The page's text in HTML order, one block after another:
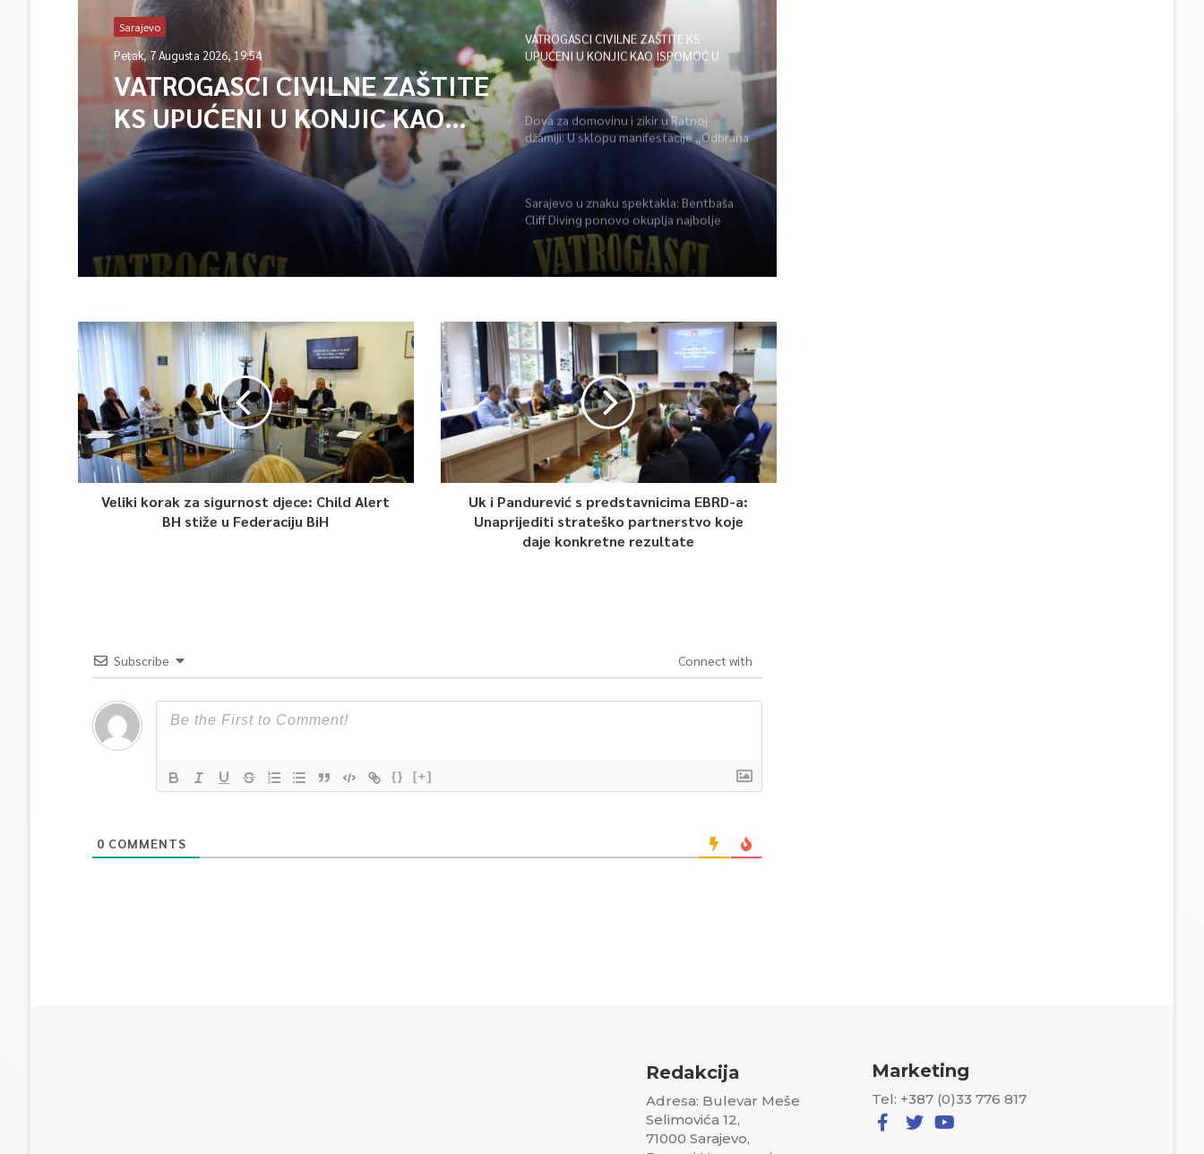
Sarajevo
Petak, 7 Augusta 2026, 19:54
VATROGASCI CIVILNE ZAŠTITE
KS UPUĆENI U KONJIC KAO
ISPOMOĆ U GAŠENJU POŽARA
VATROGASCI CIVILNE ZAŠTITE KS
UPUĆENI U KONJIC KAO ISPOMOĆ U
GAŠENJU POŽARA
Dova za domovinu i zikir u Ratnoj
džamiji: U sklopu manifestacije „Odbrana
BiH – Igman 2026“ odana počast
Sarajevo u znaku spektakla: Bentbaša
Cliff Diving ponovo okuplja najbolje
skakače i vrhunsku zabavu
Veliki korak za sigurnost djece: Child Alert
BH stiže u Federaciju BiH
Uk i Pandurević s predstavnicima EBRD-a:
Unaprijediti strateško partnerstvo koje
daje konkretne rezultate
Subscribe Connect with
{} [+]
0 COMMENTS
Redakcija
Adresa: Bulevar Meše
Selimovića 12,
71000 Sarajevo,
Marketing
Tel: +387 (0)33 776 817